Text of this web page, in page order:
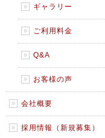
ギャラリー
ご利用料金
Q&A
お客様の声
会社概要
採用情報（新規募集）